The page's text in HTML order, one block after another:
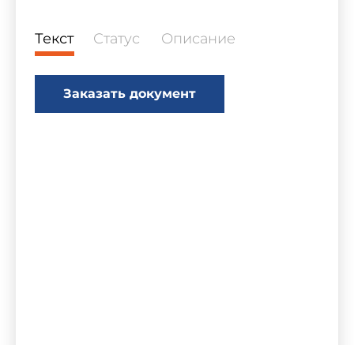
Текст Статус Описание
Заказать документ